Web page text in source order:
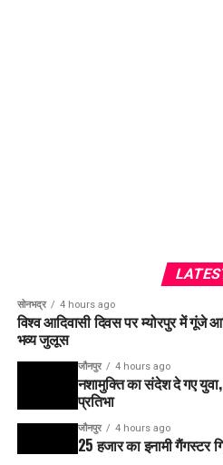
सोनभद्र 4 hours ago
विश्व आदिवासी दिवस पर म्योरपुर में गूंजे
भव्य जुलूस
जौनपुर 4 hours ago
नशामुक्ति का संदेश दे गए
प्रतिभा
जौनपुर 4 hours ago
25 हजार का इनामी गैंगस्टर